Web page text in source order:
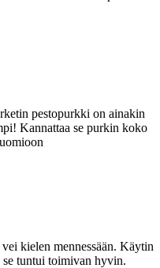
pestopurkki on ainakin
Kannattaa se purkin koko
kielen mennessään. Käytin
se tuntui toimivan hyvin.